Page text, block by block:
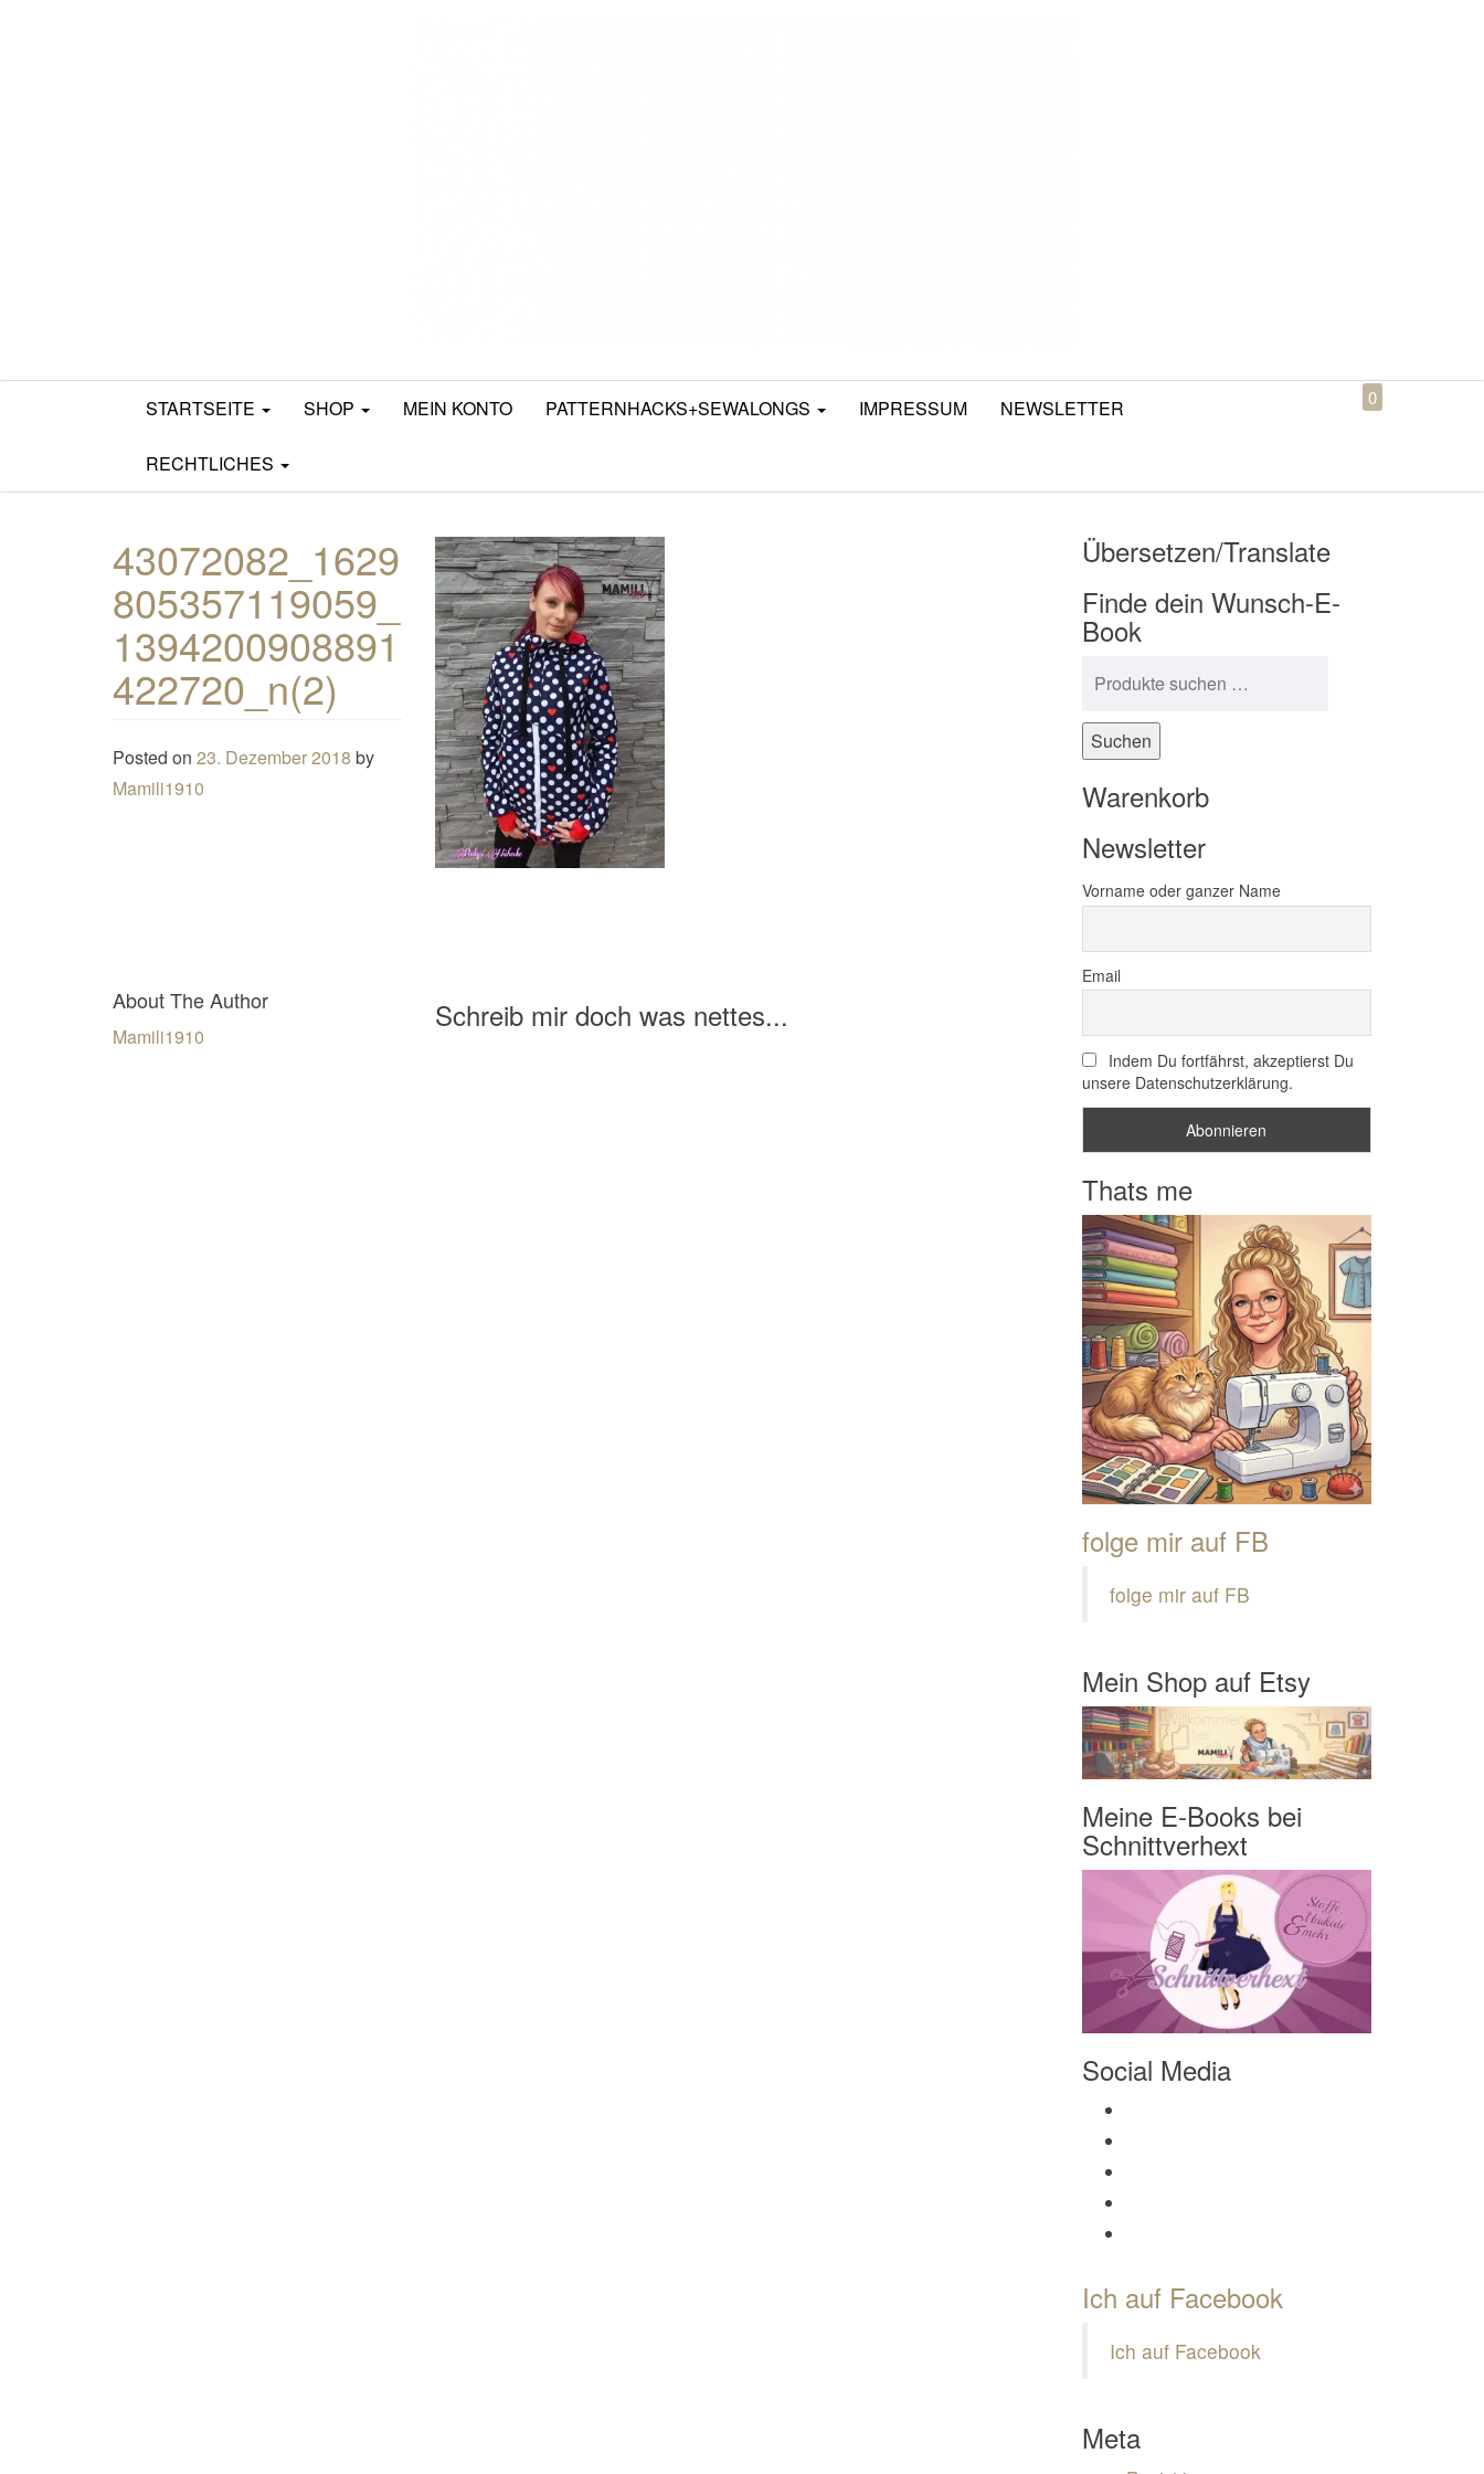
Mamili1910
STARTSEITE SHOP MEIN KONTO PATTERNHACKS+SEWALONGS IMPRESSUM NEWSLETTER
RECHTLICHES
0
43072082_1629
805357119059_
1394200908891
422720_n(2)
Posted on 23. Dezember 2018 by
Mamili1910
About The Author
Mamili1910
Schreib mir doch was nettes...
Übersetzen/Translate
Finde dein Wunsch-E-
Book
Suchen
Warenkorb
Newsletter
Vorname oder ganzer Name
Email
Indem Du fortfährst, akzeptierst Du
unsere Datenschutzerklärung.
Thats me
folge mir auf FB
folge mir auf FB
Mein Shop auf Etsy
Meine E-Books bei
Schnittverhext
Social Media
Ich auf Facebook
Ich auf Facebook
Meta